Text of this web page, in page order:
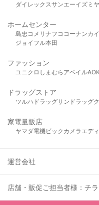
ダイレックスサンエーイズミヤ
ホームセンター
島忠 コメリ ナフコ コーナンカ
ジョイフル本田
ファッション
ユニクロ しまむら アベイル
ドラッグストア
ツルハドラッグサンドラッグ
家電量販店
ヤマダ電機ビックカメラ エデ
運営会社
店舗・販促ご担当者様：チ